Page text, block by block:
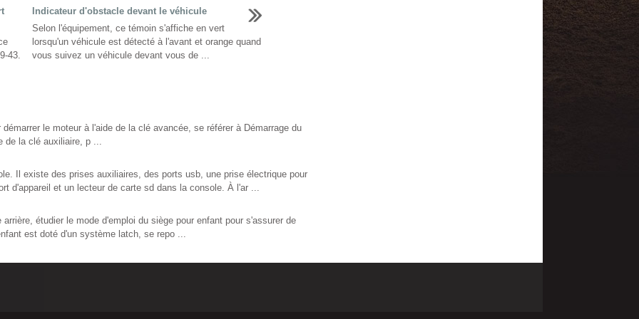
43.
Indicateur d'obstacle devant le véhicule
Selon l'équipement, ce témoin s'affiche en vert
lorsqu'un véhicule est détecté à l'avant et orange quand
vous suivez un véhicule devant vous de ...
le moteur à l'aide de la clé avancée, se référer à Démarrage du
de la clé auxiliaire, p ...
Il existe des prises auxiliaires, des ports usb, une prise électrique pour
d'appareil et un lecteur de carte sd dans la console. À l'ar ...
étudier le mode d'emploi du siège pour enfant pour s'assurer de
est doté d'un système latch, se repo ...